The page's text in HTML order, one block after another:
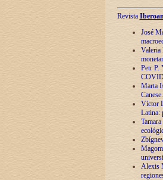
Revista
José
Valeria
Petr P.
Marta
Víctor
Latina:
Alexis